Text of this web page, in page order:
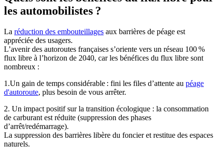
les automobilistes ?
La réduction des embouteillages aux barrières de péage est
appréciée des usagers.
L’avenir des autoroutes françaises s’oriente vers un réseau 100 %
flux libre à l’horizon de 2040, car les bénéfices du flux libre sont
nombreux :
1.Un gain de temps considérable : fini les files d’attente au péage
d'autoroute, plus besoin de vous arrêter.
2. Un impact positif sur la transition écologique : la consommation
de carburant est réduite (suppression des phases
d’arrêt/redémarrage).
La suppression des barrières libère du foncier et restitue des espaces
naturels.